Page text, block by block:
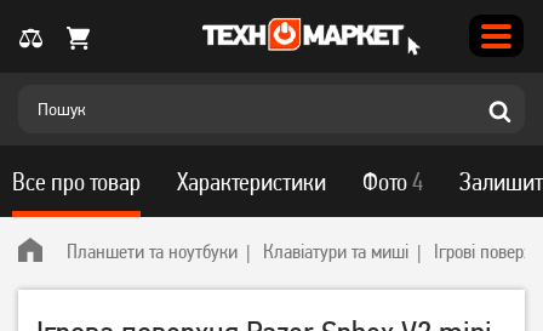
Планшети та ноутбуки Клавіатури та миші Ігрові
Все про товар Характеристики Фото4